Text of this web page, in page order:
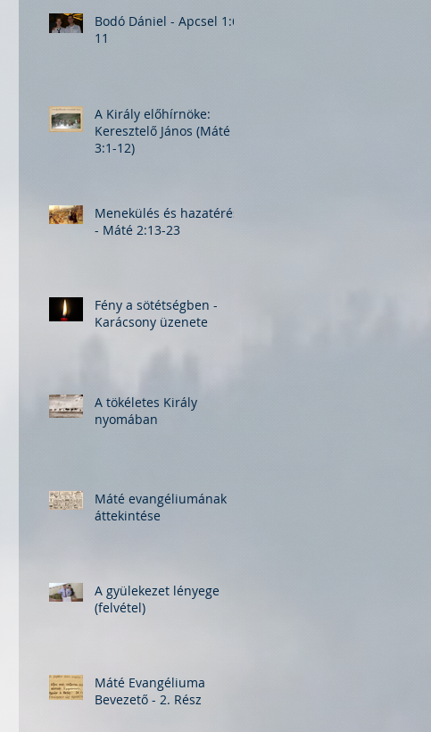
Bodó Dániel - Apcsel 1:6-
11
A Király előhírnöke:
Keresztelő János (Máté
3:1-12)
Menekülés és hazatérés
- Máté 2:13-23
Fény a sötétségben -
Karácsony üzenete
A tökéletes Király
nyomában
Máté evangéliumának
áttekintése
A gyülekezet lényege
(felvétel)
Máté Evangéliuma
Bevezető - 2. Rész